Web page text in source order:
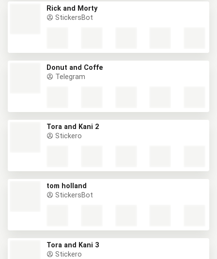
Rick and Morty
StickersBot
Donut and Coffe
Telegram
Tora and Kani 2
Stickero
tom holland
StickersBot
Tora and Kani 3
Stickero